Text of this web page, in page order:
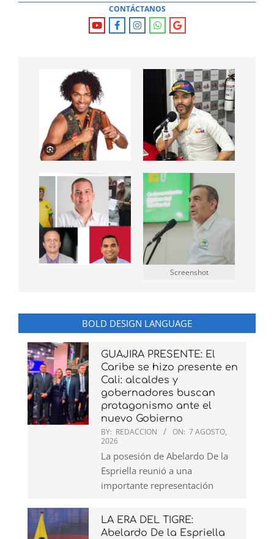
CONTÁCTANOS
Screenshot
BOLD DESIGN LANGUAGE
GUAJIRA PRESENTE: El
Caribe se hizo presente en
Cali: alcaldes y
gobernadores buscan
protagonismo ante el
nuevo Gobierno
BY: REDACCION ON: 7 AGOSTO,
2026
La posesión de Abelardo De la
Espriella reunió a una
importante representación
LA ERA DEL TIGRE:
Abelardo De la Espriella